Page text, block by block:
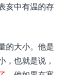
亥中有温的存
的大小。他是
，也就是说，